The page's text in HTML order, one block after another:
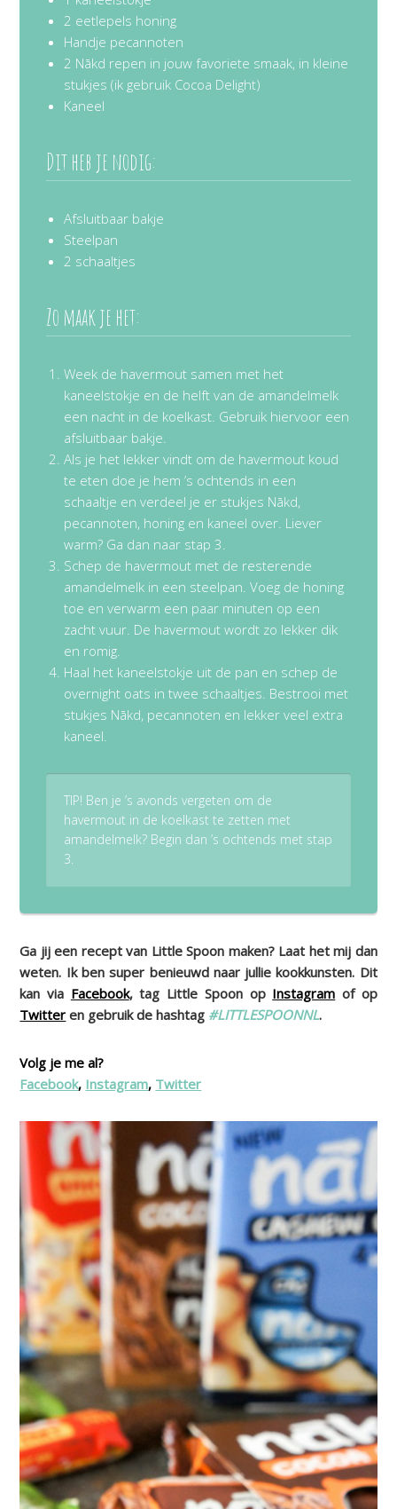
2 eetlepels honing
Handje pecannoten
2 Nākd repen in jouw favoriete smaak, in kleine
stukjes (ik gebruik Cocoa Delight)
Kaneel
Dit heb je nodig:
Afsluitbaar bakje
Steelpan
2 schaaltjes
Zo maak je het:
Week de havermout samen met het
kaneelstokje en de helft van de amandelmelk
een nacht in de koelkast. Gebruik hiervoor een
afsluitbaar bakje.
Als je het lekker vindt om de havermout koud
te eten doe je hem ’s ochtends in een
schaaltje en verdeel je er stukjes Nākd,
pecannoten, honing en kaneel over. Liever
warm? Ga dan naar stap 3.
Schep de havermout met de resterende
amandelmelk in een steelpan. Voeg de honing
toe en verwarm een paar minuten op een
zacht vuur. De havermout wordt zo lekker dik
en romig.
Haal het kaneelstokje uit de pan en schep de
overnight oats in twee schaaltjes. Bestrooi met
stukjes Nākd, pecannoten en lekker veel extra
kaneel.
TIP! Ben je ’s avonds vergeten om de
havermout in de koelkast te zetten met
amandelmelk? Begin dan ’s ochtends met stap
3.
Ga jij een recept van Little Spoon maken? Laat het mij dan
weten. Ik ben super benieuwd naar jullie kookkunsten. Dit
kan via Facebook, tag Little Spoon op Instagram of op
Twitter en gebruik de hashtag #LITTLESPOONNL.
Volg je me al?
Facebook, Instagram, Twitter